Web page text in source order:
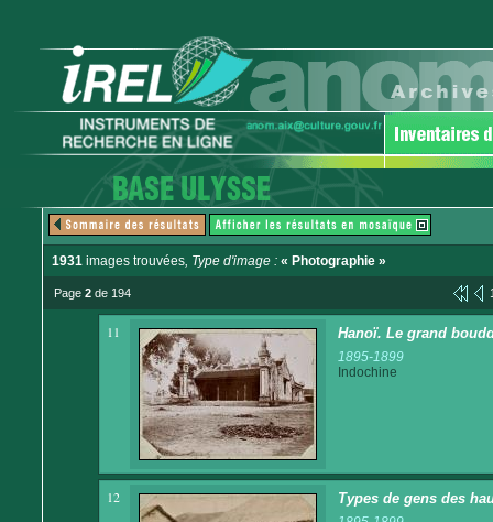
1931 images trouvées, Type d'image : « Photographie »
Page 2 de 194
11 Hanoï. Le grand
1895-1899
Indochine
12 Types de gens des